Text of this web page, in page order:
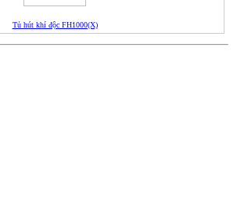
Tủ hút khí độc FH1000(X)